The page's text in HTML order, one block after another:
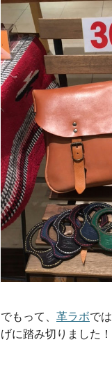
でもって、 革ラボでは
げに踏み切りました！